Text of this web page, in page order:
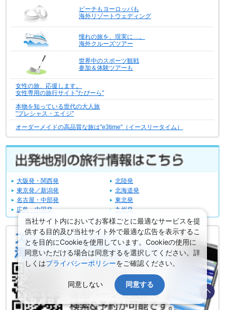
ビーチもヨーロッパも
海外リゾートウェディング
憧れの旅を、現実に…。
海外クルーズツアー
世界中のスポーツ観戦
参加＆体験ツアーも
女性の旅、応援します。
女性専用の旅行サイト"たびーら"
本物を知っている世代の大人旅
"プレシャス・エイジ"
オーダーメイドの高品質な旅は"e3time"（イースリータイム）
大阪発・関西発
北陸発
東京発／新潟発
北海道発
名古屋・中部発
東北発
広島・中国発
九州発
当社サイト内においてお客様ごとに最適なサービスを提
供する目的及び当社サイト外で最適な広告を表示するこ
とを目的にCookieを使用しています。Cookieの使用に
同意いただける場合は同意するを選択してください。詳
しくはプライバシーポリシーをご確認ください。
同意しない 同意する